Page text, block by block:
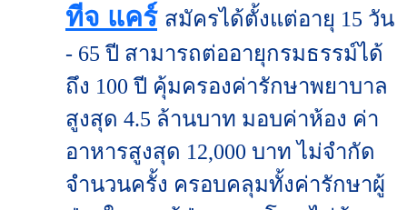
ทีจ แคร์ สมัครได้ตั้งแต่อายุ 15 วัน
- 65 ปี สามารถต่ออายุกรมธรรม์ได้
ถึง 100 ปี คุ้มครองค่ารักษาพยาบาล
สูงสุด 4.5 ล้านบาท มอบค่าห้อง ค่า
อาหารสูงสุด 12,000 บาท ไม่จำกัด
จำนวนครั้ง ครอบคลุมทั้งค่ารักษาผู้